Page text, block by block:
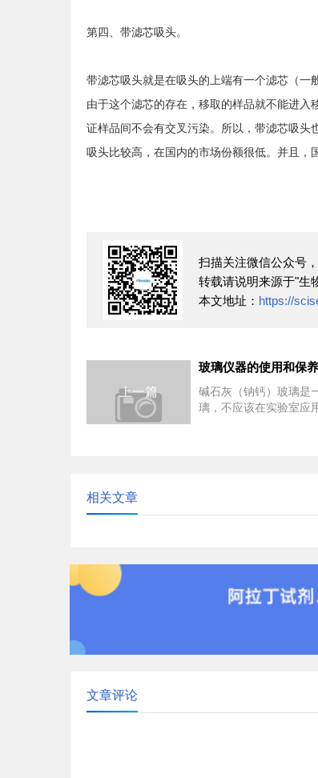
第四、带滤芯吸头。
带滤芯吸头就是在吸头的上端有一个滤芯（一
由于这个滤芯的存在，移取的样品就不能进
证样品间不会有交叉污染。所以，带滤芯吸头
吸头比较高，在国内的市场份额很低。并且，
扫描关注微信公众号
转载请说明来源于"生
本文地址： https://
上一篇
玻璃仪器的使用和保养
碱石灰（钠钙）玻璃是
璃，不应该在实验室应
相关文章
文章评论